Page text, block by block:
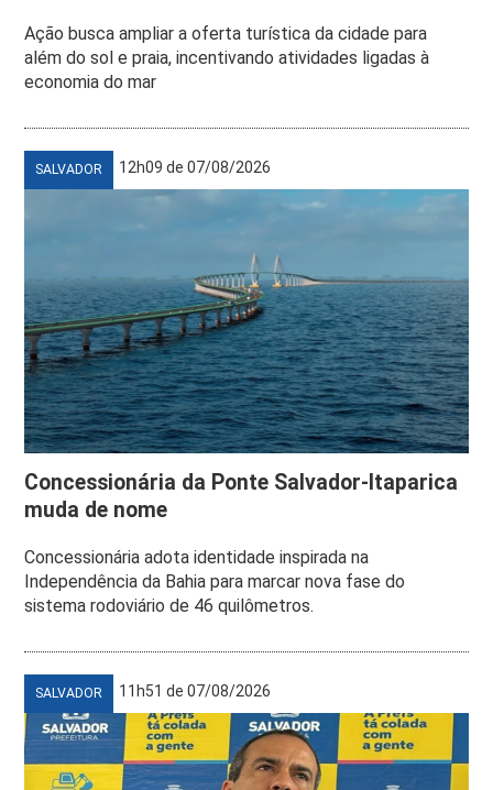
Ação busca ampliar a oferta turística da cidade para
além do sol e praia, incentivando atividades ligadas à
economia do mar
SALVADOR 12h09 de 07/08/2026
Concessionária da Ponte Salvador-Itaparica
muda de nome
Concessionária adota identidade inspirada na
Independência da Bahia para marcar nova fase do
sistema rodoviário de 46 quilômetros.
SALVADOR 11h51 de 07/08/2026